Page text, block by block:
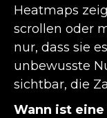
Heatmaps
scrollen oder
nur, dass sie
unbewusste
sichtbar, die
Wann ist